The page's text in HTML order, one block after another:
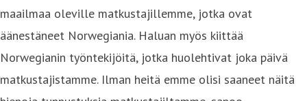
maailmaa oleville matkustajillemme, jotka ovat
äänestäneet Norwegiania. Haluan myös kiittää
Norwegianin työntekijöitä, jotka huolehtivat joka päivä
matkustajistamme. Ilman heitä emme olisi saaneet näitä